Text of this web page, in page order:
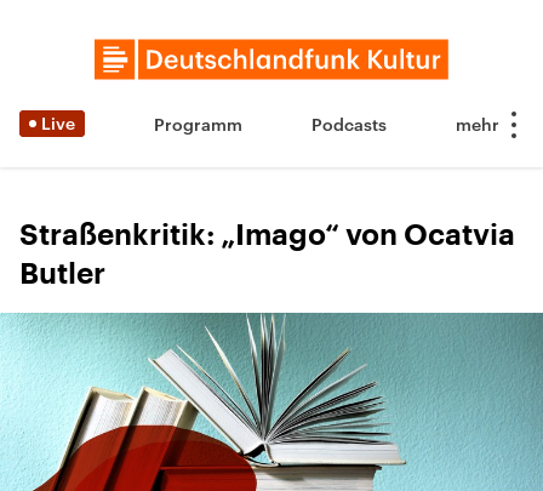
Live Programm Podcasts
Straßenkritik: „Imago“ von Ocatvia
Butler